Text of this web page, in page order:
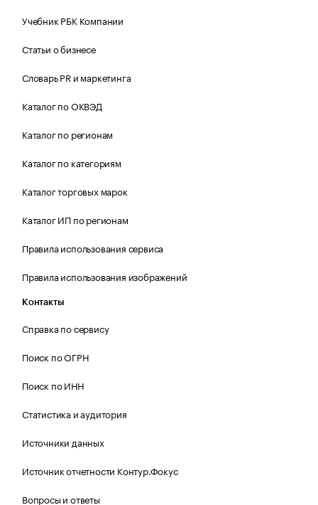
Учебник РБК Компании
Статьи о бизнесе
Словарь PR и маркетинга
Каталог по ОКВЭД
Каталог по регионам
Каталог по категориям
Каталог торговых марок
Каталог ИП по регионам
Правила использования сервиса
Правила использования изображений
Контакты
Справка по сервису
Поиск по ОГРН
Поиск по ИНН
Статистика и аудитория
Источники данных
Источник отчетности Контур.Фокус
Вопросы и ответы